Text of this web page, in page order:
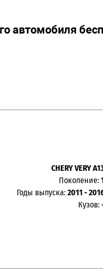
автомобиля
CHERY VERY
Поколение:
Годы выпуска: 2011 -
Кузов: